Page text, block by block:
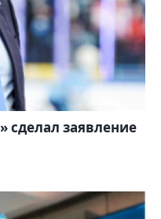
сделал заявление